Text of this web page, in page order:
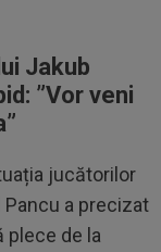
Jakub
”Vor veni
jucătorilor
Pancu a precizat
plece de la